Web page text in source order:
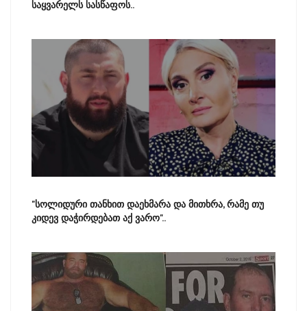
საყვარელს სასწაფოს..
"სოლიდური თანხით დაეხმარა და მითხრა, რამე თუ
კიდევ დაჭირდებათ აქ ვარო"..